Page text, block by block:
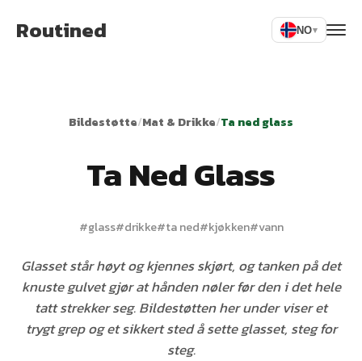
Routined NO▾
Bildestøtte/Mat & Drikke/Ta ned glass
Ta Ned Glass
#glass#drikke#ta ned#kjøkken#vann
Glasset står høyt og kjennes skjørt, og tanken på det
knuste gulvet gjør at hånden nøler før den i det hele
tatt strekker seg. Bildestøtten her under viser et
trygt grep og et sikkert sted å sette glasset, steg for
steg.